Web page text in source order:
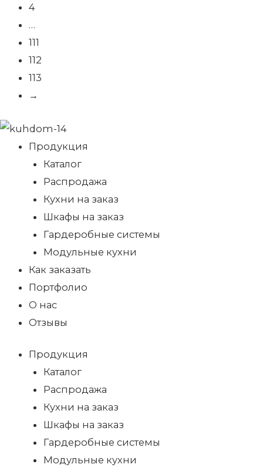
4
…
111
112
113
→
Продукция
Каталог
Распродажа
Кухни на заказ
Шкафы на заказ
Гардеробные системы
Модульные кухни
Как заказать
Портфолио
О нас
Отзывы
Продукция
Каталог
Распродажа
Кухни на заказ
Шкафы на заказ
Гардеробные системы
Модульные кухни